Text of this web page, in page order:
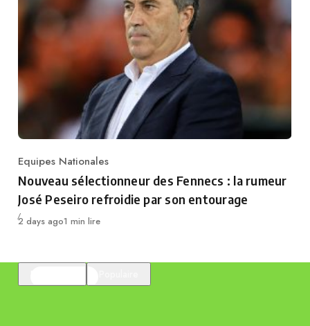
Category
Equipes Nationales
Nouveau sélectionneur des Fennecs : la rumeur
José Peseiro refroidie par son entourage
Publié
2 days ago1 min lire